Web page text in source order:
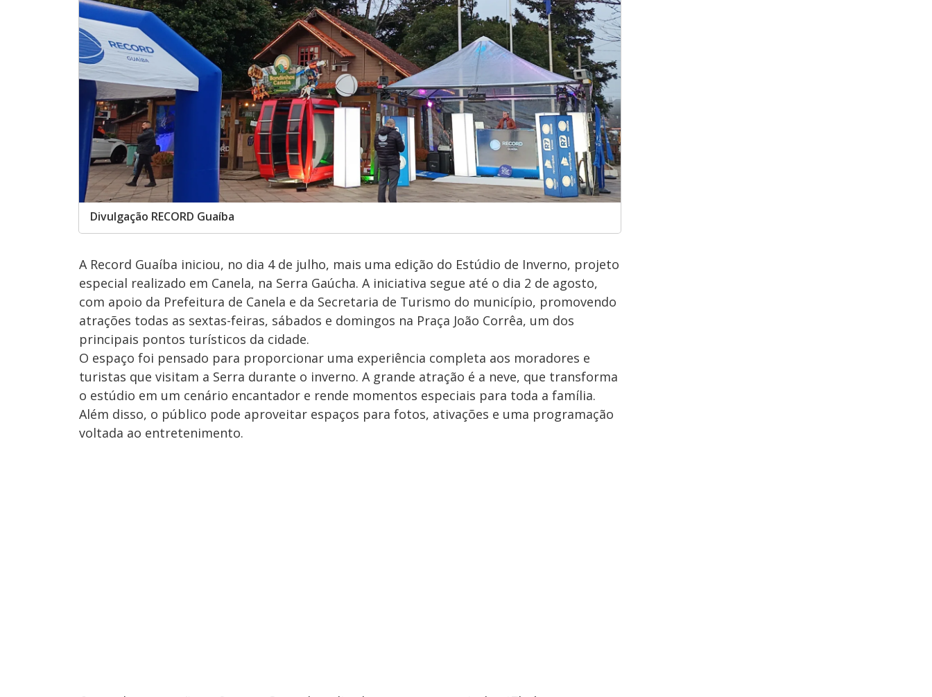
Divulgação RECORD Guaíba
A Record Guaíba iniciou, no dia 4 de julho, mais uma edição do Estúdio de Inverno, projeto
especial realizado em Canela, na Serra Gaúcha. A iniciativa segue até o dia 2 de agosto,
com apoio da Prefeitura de Canela e da Secretaria de Turismo do município, promovendo
atrações todas as sextas-feiras, sábados e domingos na Praça João Corrêa, um dos
principais pontos turísticos da cidade.
O espaço foi pensado para proporcionar uma experiência completa aos moradores e
turistas que visitam a Serra durante o inverno. A grande atração é a neve, que transforma
o estúdio em um cenário encantador e rende momentos especiais para toda a família.
Além disso, o público pode aproveitar espaços para fotos, ativações e uma programação
voltada ao entretenimento.